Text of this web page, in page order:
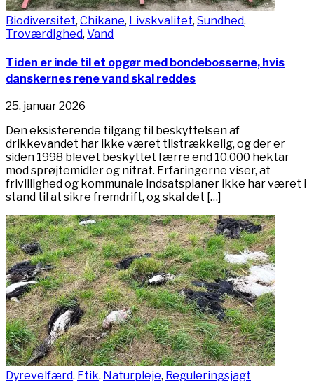
Biodiversitet, Chikane, Livskvalitet, Sundhed,
Troværdighed, Vand
Tiden er inde til et opgør med bondebosserne, hvis
danskernes rene vand skal reddes
25. januar 2026
Den eksisterende tilgang til beskyttelsen af
drikkevandet har ikke været tilstrækkelig, og der er
siden 1998 blevet beskyttet færre end 10.000 hektar
mod sprøjtemidler og nitrat. Erfaringerne viser, at
frivillighed og kommunale indsatsplaner ikke har været i
stand til at sikre fremdrift, og skal det […]
Dyrevelfærd, Etik, Naturpleje, Reguleringsjagt